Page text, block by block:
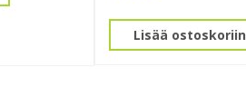
Lisää ostoskoriin